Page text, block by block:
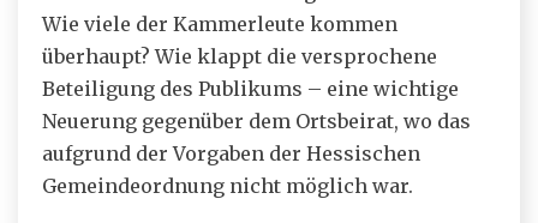
Wie viele der Kammerleute kommen
überhaupt? Wie klappt die versprochene
Beteiligung des Publikums – eine wichtige
Neuerung gegenüber dem Ortsbeirat, wo das
aufgrund der Vorgaben der Hessischen
Gemeindeordnung nicht möglich war.